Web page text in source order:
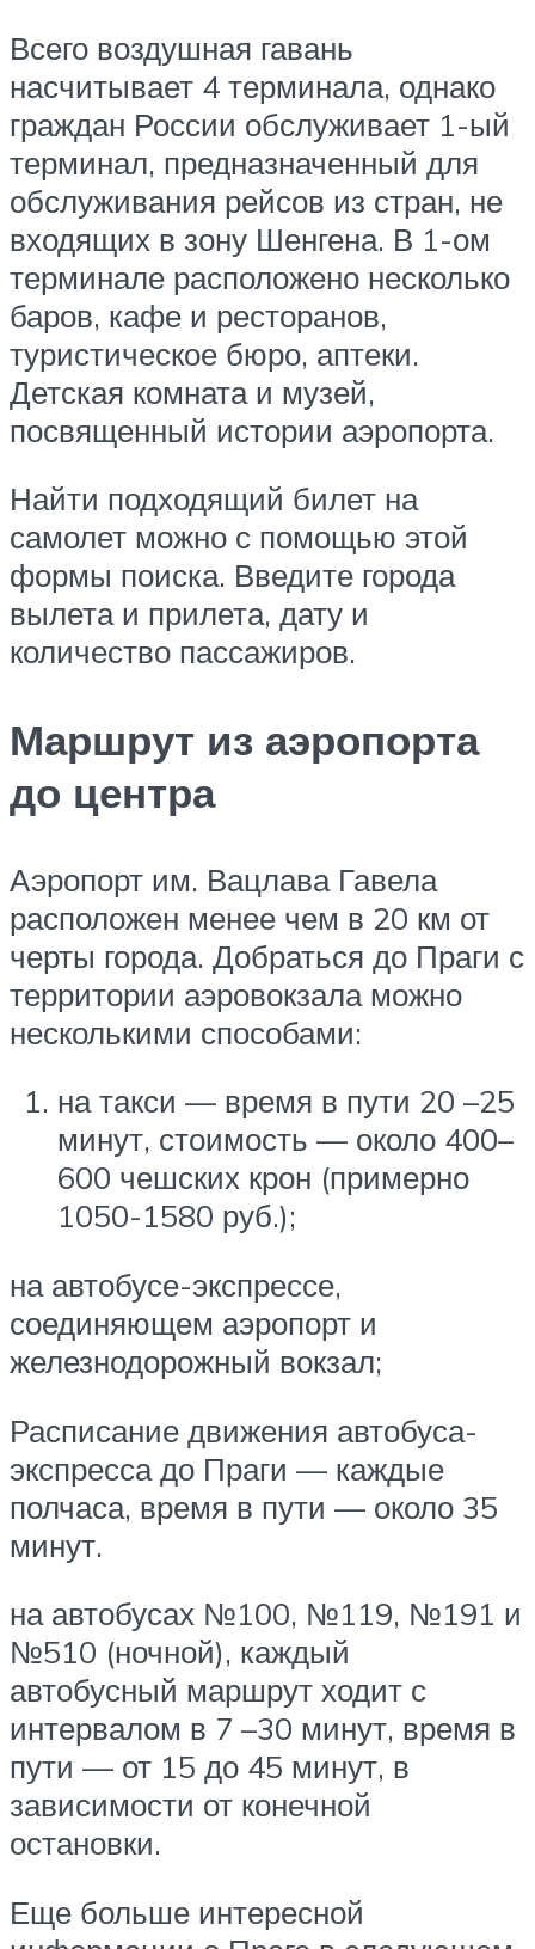
Всего воздушная гавань
насчитывает 4 терминала, однако
граждан России обслуживает 1-ый
терминал, предназначенный для
обслуживания рейсов из стран, не
входящих в зону Шенгена. В 1-ом
терминале расположено несколько
баров, кафе и ресторанов,
туристическое бюро, аптеки.
Детская комната и музей,
посвященный истории аэропорта.
Найти подходящий билет на
самолет можно с помощью этой
формы поиска. Введите города
вылета и прилета, дату и
количество пассажиров.
Маршрут из аэропорта
до центра
Аэропорт им. Вацлава Гавела
расположен менее чем в 20 км от
черты города. Добраться до Праги с
территории аэровокзала можно
несколькими способами:
на такси — время в пути 20 –25
минут, стоимость — около 400–
600 чешских крон (примерно
1050-1580 руб.);
на автобусе-экспрессе,
соединяющем аэропорт и
железнодорожный вокзал;
Расписание движения автобуса-
экспресса до Праги — каждые
полчаса, время в пути — около 35
минут.
на автобусах №100, №119, №191 и
№510 (ночной), каждый
автобусный маршрут ходит с
интервалом в 7 –30 минут, время в
пути — от 15 до 45 минут, в
зависимости от конечной
остановки.
Еще больше интересной